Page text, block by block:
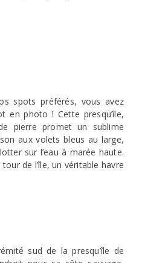
spots préférés, vous avez
en photo ! Cette presqu’île,
pierre promet un sublime
aux volets bleus au large,
sur l’eau à marée haute.
de l’île, un véritable havre
sud de la presqu’île de